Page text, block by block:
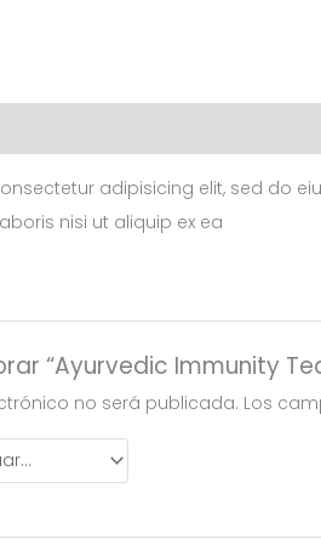
adipisicing elit, sed do
nisi ut aliquip ex ea
“Ayurvedic Immunity
no será publicada. Los